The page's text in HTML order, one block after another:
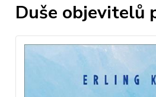
Duše objevitelů